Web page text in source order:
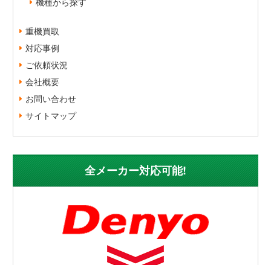
重機買取
対応事例
ご依頼状況
会社概要
お問い合わせ
サイトマップ
全メーカー対応可能!